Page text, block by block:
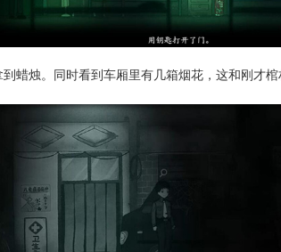
蜡烛。同时看到车厢里有几箱烟花，这和刚才棺